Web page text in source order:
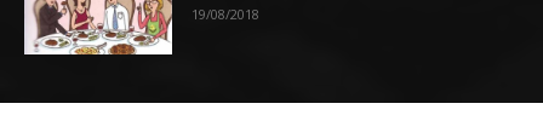
19/08/2018